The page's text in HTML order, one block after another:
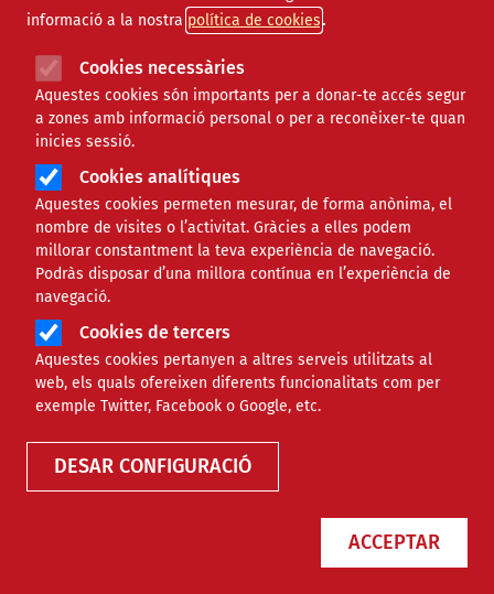
informació a la nostra política de cookies
Cookies necessàries
Aquestes cookies són importants per a donar-te accés segur
a zones amb informació personal o per a reconèixer-te quan
inicies sessió.
Cookies analítiques
Aquestes cookies permeten mesurar, de forma anònima, el
nombre de visites o l’activitat. Gràcies a elles podem
millorar constantment la teva experiència de navegació.
Podràs disposar d’una millora contínua en l’experiència de
navegació.
Cookies de tercers
Aquestes cookies pertanyen a altres serveis utilitzats al
web, els quals ofereixen diferents funcionalitats com per
exemple Twitter, Facebook o Google, etc.
DESAR CONFIGURACIÓ
ACCEPTAR
La Granja del Tillo, una cooperativa
hospitalenca que aposta per la
venda d’ous ecològics a preus
populars
NOTÍCIES SOCIAL
Si vols aconseguir més impacte social,
ASSESSORA'T!
Direcció General d’Acció Comunitària i Innovació
posa a la teva disposició un conjunt